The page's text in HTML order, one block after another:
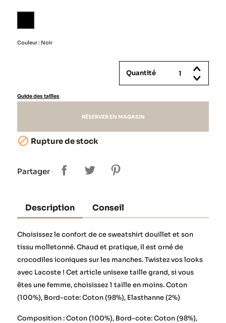
Couleur : Noir
Quantité
Guide des tailles
RÉSERVER EN MAGASIN
 Rupture de stock
Partager
Description Conseil
Choisissez le confort de ce sweatshirt douillet et son
tissu molletonné. Chaud et pratique, il est orné de
crocodiles iconiques sur les manches. Twistez vos looks
avec Lacoste ! Cet article unisexe taille grand, si vous
êtes une femme, choisissez 1 taille en moins. Coton
(100%), Bord-cote: Coton (98%), Elasthanne (2%)
Composition : Coton (100%), Bord-cote: Coton (98%),